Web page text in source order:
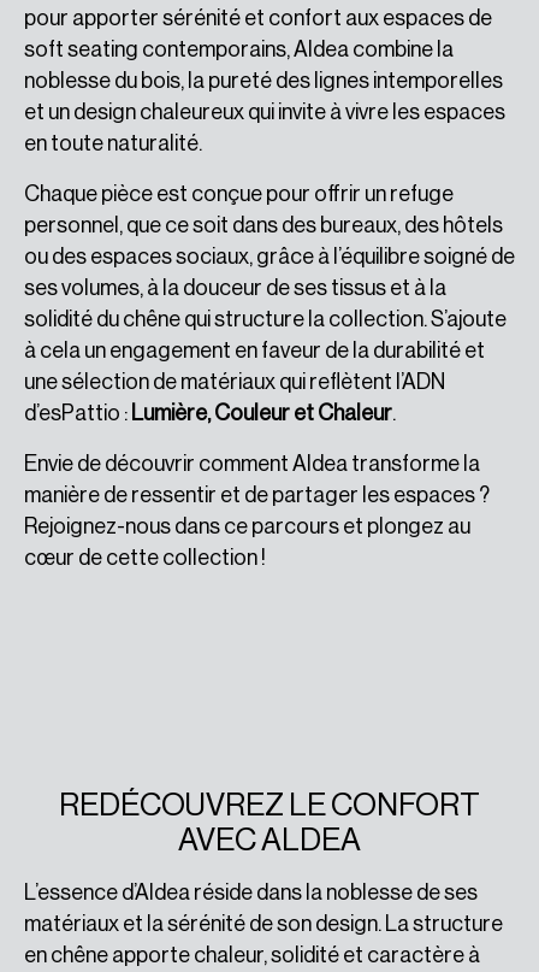
pour apporter sérénité et confort aux espaces de
soft seating contemporains, Aldea combine la
noblesse du bois, la pureté des lignes intemporelles
et un design chaleureux qui invite à vivre les espaces
en toute naturalité.
Chaque pièce est conçue pour offrir un refuge
personnel, que ce soit dans des bureaux, des hôtels
ou des espaces sociaux, grâce à l’équilibre soigné de
ses volumes, à la douceur de ses tissus et à la
solidité du chêne qui structure la collection. S’ajoute
à cela un engagement en faveur de la durabilité et
une sélection de matériaux qui reflètent l’ADN
d’esPattio : Lumière, Couleur et Chaleur.
Envie de découvrir comment Aldea transforme la
manière de ressentir et de partager les espaces ?
Rejoignez-nous dans ce parcours et plongez au
cœur de cette collection !
REDÉCOUVREZ LE CONFORT
AVEC ALDEA
L’essence d’Aldea réside dans la noblesse de ses
matériaux et la sérénité de son design. La structure
en chêne apporte chaleur, solidité et caractère à